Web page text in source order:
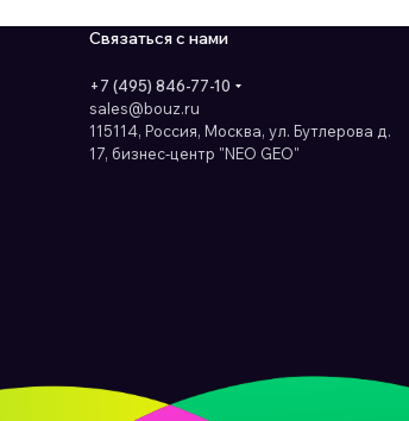
Связаться с нами
+7 (495) 846-77-10
sales@bouz.ru
115114, Россия, Москва, ул. Бутлерова д.
17, бизнес-центр "NEO GEO"